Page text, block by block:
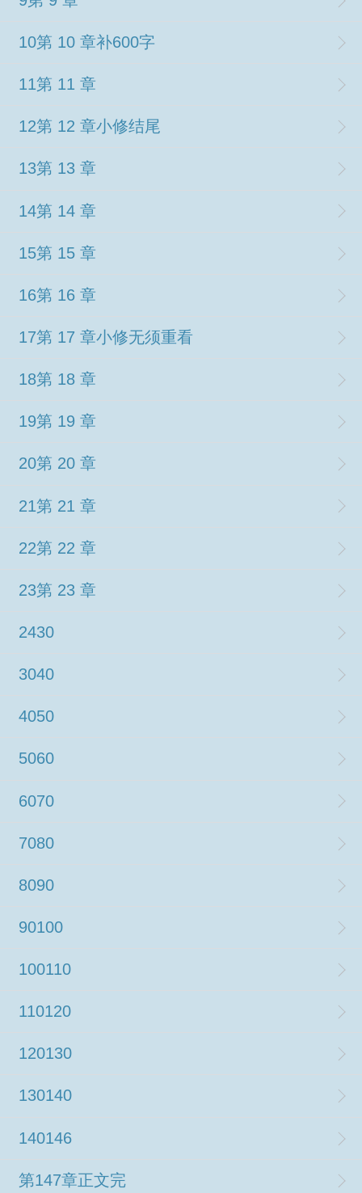
10第 10 章补600字
11第 11 章
12第 12 章小修结尾
13第 13 章
14第 14 章
15第 15 章
16第 16 章
17第 17 章小修无须重看
18第 18 章
19第 19 章
20第 20 章
21第 21 章
22第 22 章
23第 23 章
2430
3040
4050
5060
6070
7080
8090
90100
100110
110120
120130
130140
140146
第147章正文完